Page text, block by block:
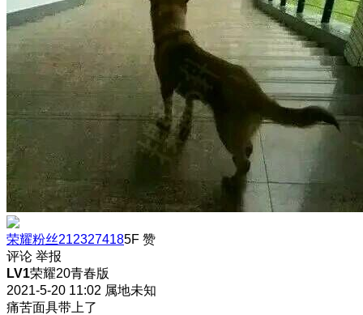
荣耀粉丝2123274185F 赞
评论 举报
LV1荣耀20青春版
2021-5-20 11:02 属地未知
痛苦面具带上了